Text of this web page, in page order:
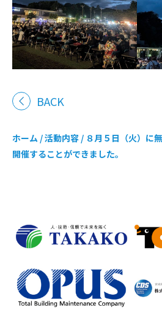
BACK
ホーム /活動内容 / ８月５日（火）に
開催することができました。